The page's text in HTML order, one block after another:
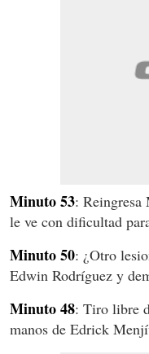
Minuto 53: Reingresa
le ve con dificultad
Minuto 50: ¿Otro
Edwin Rodríguez y
Minuto 48: Tiro libre
manos de Edrick